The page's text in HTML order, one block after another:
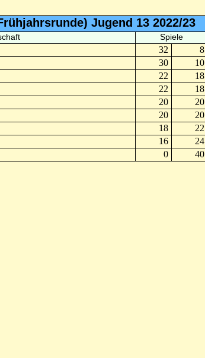
Jugend 13 2022/23
Spiele
32 8
30 10
22 18
22 18
20 20
20 20
18 22
16 24
0 40